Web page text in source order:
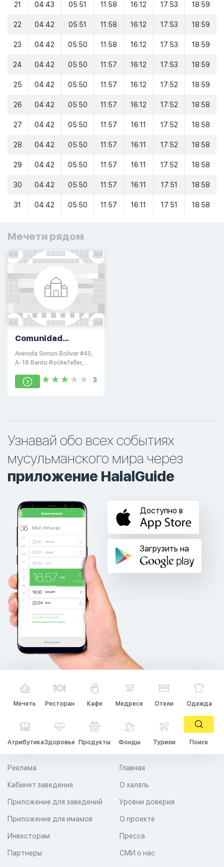
21 04:43 05:51 11:58 16:12 17:53 18:59
22 04:42 05:51 11:58 16:12 17:53 18:59
23 04:42 05:50 11:58 16:12 17:53 18:59
24 04:42 05:50 11:57 16:12 17:53 18:59
25 04:42 05:50 11:57 16:12 17:52 18:59
26 04:42 05:50 11:57 16:12 17:52 18:58
27 04:42 05:50 11:57 16:11 17:52 18:58
28 04:42 05:50 11:57 16:11 17:52 18:58
29 04:42 05:50 11:57 16:11 17:52 18:58
30 04:42 05:50 11:57 16:11 17:51 18:58
31 04:42 05:50 11:57 16:11 17:51 18:58
Мечети рядом
Comunidad
Islamica de
Colombia
Avenida Simon Bolivar #40,
A-18 Barrio Rockefeller,
Cauca
3
Узнавай обо всех событиях
мусульманского мира через
приложение HalalGuide
Доступно в
Загрузить на
Мечеть Ресторан Кафе Медресе Отели Одежда
АтрибутикаЗдоровье Продукты Фонды Туризм Поиск
Главная
О халяль
Уровни доверия
Реклама
Кабинет заведения
Приложение для заведений
Приложение для имамов О проекте
Пресса
СМИ о нас
Инвесторам
Партнеры